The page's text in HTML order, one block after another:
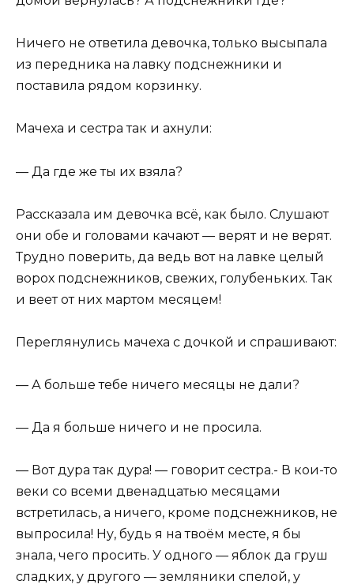
Ничего не ответила девочка, только высыпала
из передника на лавку подснежники и
поставила рядом корзинку.
Мачеха и сестра так и ахнули:
— Да где же ты их взяла?
Рассказала им девочка всё, как было. Слушают
они обе и головами качают — верят и не верят.
Трудно поверить, да ведь вот на лавке целый
ворох подснежников, свежих, голубеньких. Так
и веет от них мартом месяцем!
Переглянулись мачеха с дочкой и спрашивают:
— А больше тебе ничего месяцы не дали?
— Да я больше ничего и не просила.
— Вот дура так дура! — говорит сестра.- В кои-то
веки со всеми двенадцатью месяцами
встретилась, а ничего, кроме подснежников, не
выпросила! Ну, будь я на твоём месте, я бы
знала, чего просить. У одного — яблок да груш
сладких, у другого — земляники спелой, у